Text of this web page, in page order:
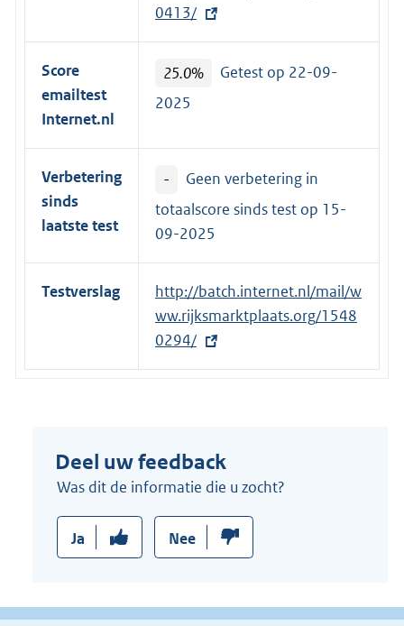
t
e
e
k
:
0413/
Score
emailtest
Internet.nl
25.0%
Getest op 22-09-
2025
Verbetering
sinds
laatste test
-
Geen verbetering in
totaalscore sinds test op 15-
09-2025
Testverslag
E
x
t
e
l
i
:
http://batch.internet.nl/mail/w
ww.rijksmarktplaats.org/1548
0294/
Deel uw feedback
Was dit de informatie die u zocht?
Ja Nee